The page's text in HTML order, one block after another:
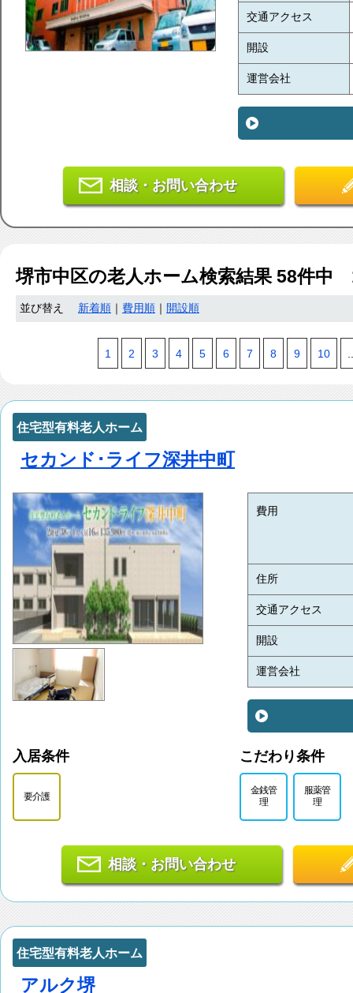
交通アクセス
開設
運営会社
相談・お問い合わせ
堺市中区の老人ホーム検索結果 58件中
並び替え 新着順 費用順 開設順
1 2 3 4 5 6 7 8 9 10
住宅型有料老人ホーム
セカンド･ライフ深井中町
費用
住所
交通アクセス
開設
運営会社
入居条件
要介護
こだわり条件
金銭管
理
服薬管
理
相談・お問い合わせ
住宅型有料老人ホーム
アルク堺